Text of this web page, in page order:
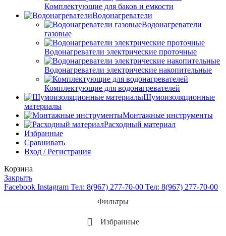
Комплектующие для баков и емкости
Водонагреватели
Водонагреватели
газовые
Водонагреватели электрические проточные
Водонагреватели электрические накопительные
Комплектующие для водонагревателей
Шумоизоляционные
материалы
Монтажные инструменты
Расходный материал
Избранные
Сравнивать
Вход / Регистрация
Корзина
Закрыть
Facebook Instagram Тел: 8(967) 277-70-00 Тел: 8(967) 277-70-00
Фильтры
Избранные